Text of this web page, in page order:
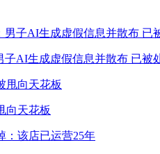
子AI生成虚假信息并散布 已被
向天花板